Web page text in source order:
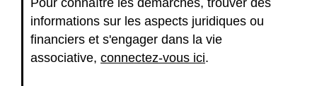
informations sur les aspects juridiques ou
financiers et s'engager dans la vie
associative, connectez-vous ici.